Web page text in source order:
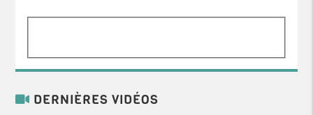
DERNIÈRES VIDÉOS